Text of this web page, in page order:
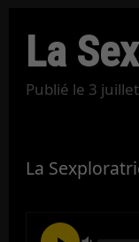
La
Publié le 3
La